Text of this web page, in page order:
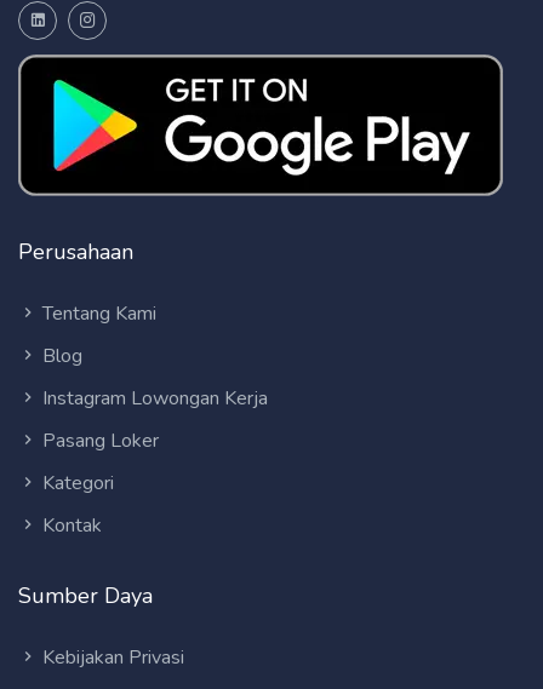
Perusahaan
Tentang Kami
Blog
Instagram Lowongan Kerja
Pasang Loker
Kategori
Kontak
Sumber Daya
Kebijakan Privasi